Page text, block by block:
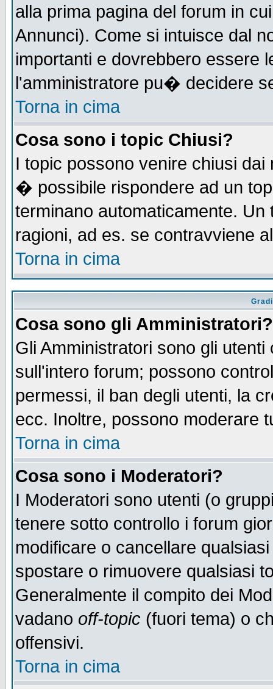
alla prima pagina del forum in
Annunci). Come si intuisce dal
importanti e dovrebbero essere
l'amministratore pu� decidere
Torna in cima
Cosa sono i topic Chiusi?
I topic possono venire chiusi
� possibile rispondere ad un
terminano automaticamente.
ragioni, ad es. se contravviene
Torna in cima
Cosa sono gli Amministratori?
Gli Amministratori sono gli
sull'intero forum; possono
permessi, il ban degli utenti, la
ecc. Inoltre, possono moderare
Torna in cima
Cosa sono i Moderatori?
I Moderatori sono utenti (o
tenere sotto controllo i forum
modificare o cancellare
spostare o rimuovere qualsiasi
Generalmente il compito dei
vadano off-topic (fuori tema) o
offensivi.
Torna in cima